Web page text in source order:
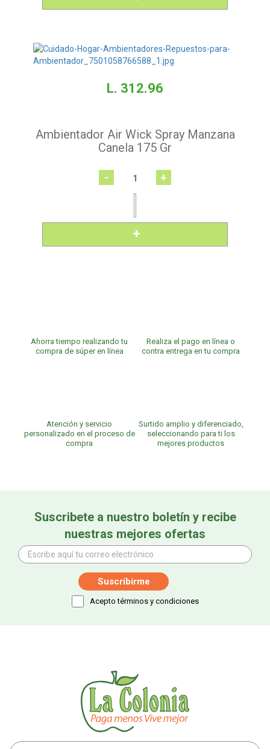
L. 312.96
Ambientador Air Wick Spray Manzana
Canela 175 Gr
- +
Ahorra tiempo realizando tu
compra de súper en línea
Realiza el pago en línea o
contra entrega en tu compra
Atención y servicio
personalizado en el proceso de
compra
Surtido amplio y diferenciado,
seleccionando para ti los
mejores productos
Suscribete a nuestro boletín y recibe
nuestras mejores ofertas
Acepto términos y condiciones